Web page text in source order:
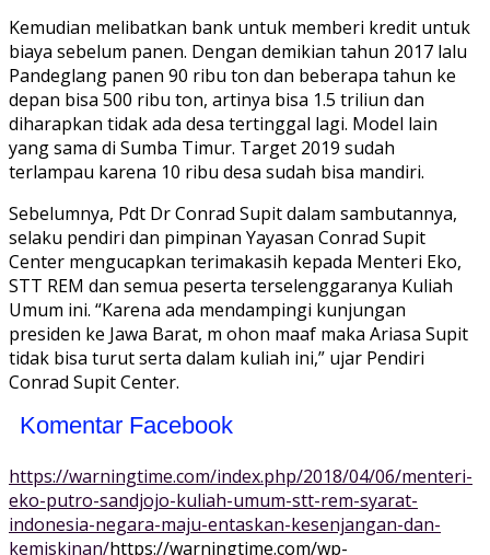
Kemudian melibatkan bank untuk memberi kredit untuk
biaya sebelum panen. Dengan demikian tahun 2017 lalu
Pandeglang panen 90 ribu ton dan beberapa tahun ke
depan bisa 500 ribu ton, artinya bisa 1.5 triliun dan
diharapkan tidak ada desa tertinggal lagi. Model lain
yang sama di Sumba Timur. Target 2019 sudah
terlampau karena 10 ribu desa sudah bisa mandiri.
Sebelumnya, Pdt Dr Conrad Supit dalam sambutannya,
selaku pendiri dan pimpinan Yayasan Conrad Supit
Center mengucapkan terimakasih kepada Menteri Eko,
STT REM dan semua peserta terselenggaranya Kuliah
Umum ini. “Karena ada mendampingi kunjungan
presiden ke Jawa Barat, m ohon maaf maka Ariasa Supit
tidak bisa turut serta dalam kuliah ini,” ujar Pendiri
Conrad Supit Center.
Komentar Facebook
https://warningtime.com/index.php/2018/04/06/menteri-
eko-putro-sandjojo-kuliah-umum-stt-rem-syarat-
indonesia-negara-maju-entaskan-kesenjangan-dan-
kemiskinan/https://warningtime.com/wp-